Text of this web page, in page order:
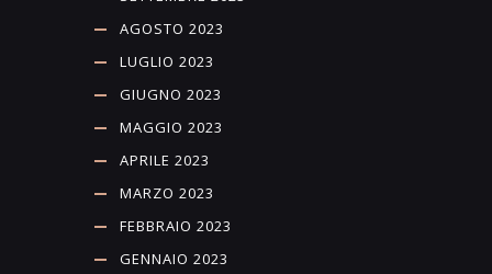
AGOSTO 2023
LUGLIO 2023
GIUGNO 2023
MAGGIO 2023
APRILE 2023
MARZO 2023
FEBBRAIO 2023
GENNAIO 2023